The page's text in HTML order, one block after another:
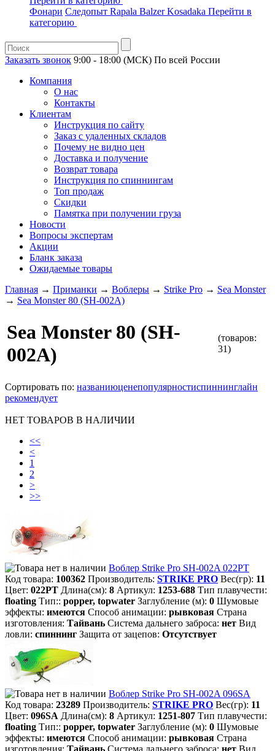
Фонари Следопыт Rapala BalzerKosadaka Перейти в
категорию
Заказать звонок 9:00 - 18:00 (МСК) По всей России
Компания
О нас
Контакты
Клиентам
Инструкция по сайту
Заказ с удаленных складов
Почему не видно цен
Доставка и получение
Возврат товара
Инструкция по спиннингам
Топ продаж
Скидки
Памятка при получении груза
Новости
Вопросы экспертам
Акции
Бланк заказа
Ожидаемые товары
Главная → Приманки → Воблеры → Strike Pro → Sea Monster
→ Sea Monster 80 (SH-002A)
Sea Monster 80 (SH-
002A)
(товаров:
31)
Сортировать по: названиюценепопулярностиспиннинглайн
рекомендует
НЕТ ТОВАРОВ В НАЛИЧИИ
<<
<
1
2
>
>>
Воблер Strike Pro SH-002A 022PT
Код товара: 100362 Производитель: STRIKE PRO Вес(гр): 11
Цвет: 022PT Длина(см): 8 Артикул: 1253-688 Тип плавучести:
floating Тип:: popper, topwater Заглубление (м): 0 Шумовые
эффекты: имеются Способ анимации: рывковая Страна
изготовления: Тайвань Система дальнего заброса: нет Вид
ловли: спиннинг Защита от зацепов: Отсутствует
Воблер Strike Pro SH-002A 096SA
Код товара: 23289 Производитель: STRIKE PRO Вес(гр): 11
Цвет: 096SA Длина(см): 8 Артикул: 1251-807 Тип плавучести:
floating Тип:: popper, topwater Заглубление (м): 0 Шумовые
эффекты: имеются Способ анимации: рывковая Страна
изготовления: Тайвань Система дальнего заброса: нет Вид